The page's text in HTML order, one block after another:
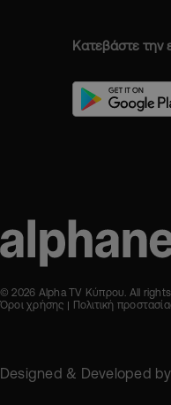
Κατεβάστε την
© 2026 Alpha TV Κύπρου. All
Όροι χρήσης
Πολιτική
Designed & Developed by